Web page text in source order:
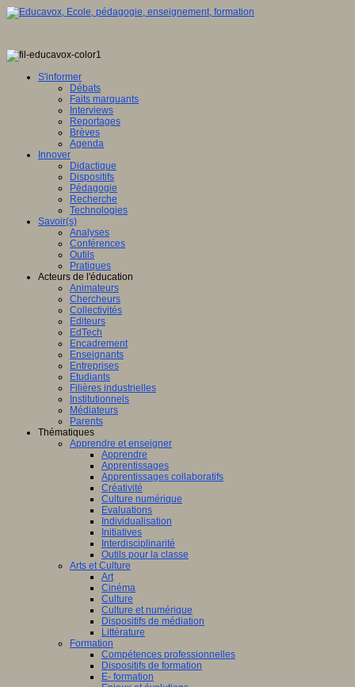
S'informer
Débats
Faits marquants
Interviews
Reportages
Brèves
Agenda
Innover
Didactique
Dispositifs
Pédagogie
Recherche
Technologies
Savoir(s)
Analyses
Conférences
Outils
Pratiques
Acteurs de l'éducation
Animateurs
Chercheurs
Collectivités
Editeurs
EdTech
Encadrement
Enseignants
Entreprises
Etudiants
Filières industrielles
Institutionnels
Médiateurs
Parents
Thématiques
Apprendre et enseigner
Apprendre
Apprentissages
Apprentissages collaboratifs
Créativité
Culture numérique
Evaluations
Individualisation
Initiatives
Interdisciplinarité
Outils pour la classe
Arts et Culture
Art
Cinéma
Culture
Culture et numérique
Dispositifs de médiation
Littérature
Formation
Compétences professionnelles
Dispositifs de formation
E- formation